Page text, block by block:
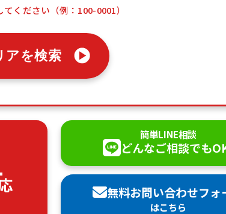
ください（例：100-0001）
アを検索
簡単LINE相談
どんなご相談でも
無料お問い合わせフォ
はこちら